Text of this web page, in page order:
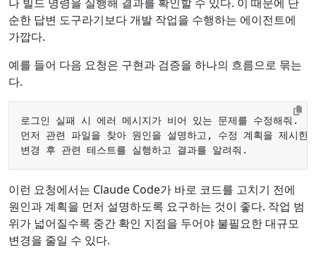
순한 답변 도구라기보다 개발 작업을 수행하는 에이전트에
가깝다.
예를 들어 다음 요청은 구현과 검증을 하나의 흐름으로 묶는
다.
이런 요청에서는 Claude Code가 바로 코드를 고치기 전에
원인과 계획을 먼저 설명하도록 요구하는 것이 좋다. 작업 범
위가 넓어질수록 중간 확인 지점을 두어야 불필요한 대규모
변경을 줄일 수 있다.